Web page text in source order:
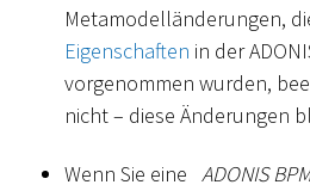
Metamodelländerungen,
Eigenschaften in der
vorgenommen wurden,
nicht – diese Änderungen
Wenn Sie eine ADONIS